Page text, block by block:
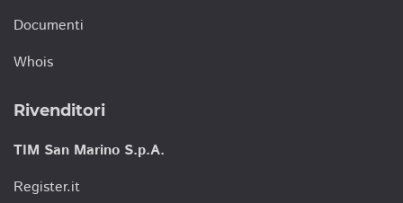
Documenti
Whois
Rivenditori
TIM San Marino S.p.A.
Register.it